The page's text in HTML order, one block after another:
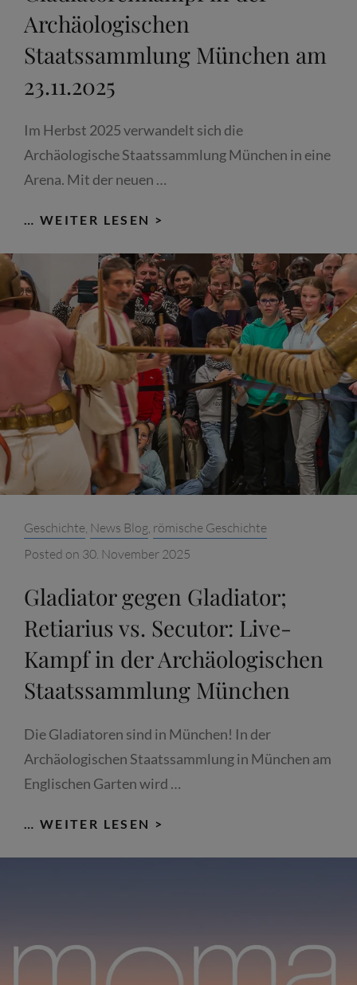
Archäologischen
Staatssammlung München am
23.11.2025
Im Herbst 2025 verwandelt sich die
Archäologische Staatssammlung München in eine
Arena. Mit der neuen …
… WEITER LESEN >
GLADIATORENKAMPF
IN
DER
ARCHÄOLOGISCHEN
STAATSSAMMLUNG
MÜNCHEN
AM
23.11.2025
Categories:
Geschichte News Blog römische Geschichte
Posted on 30. November 2025
Gladiator gegen Gladiator;
Retiarius vs. Secutor: Live-
Kampf in der Archäologischen
Staatssammlung München
Die Gladiatoren sind in München! In der
Archäologischen Staatssammlung in München am
Englischen Garten wird …
… WEITER LESEN >
LIVE-
KAMPF